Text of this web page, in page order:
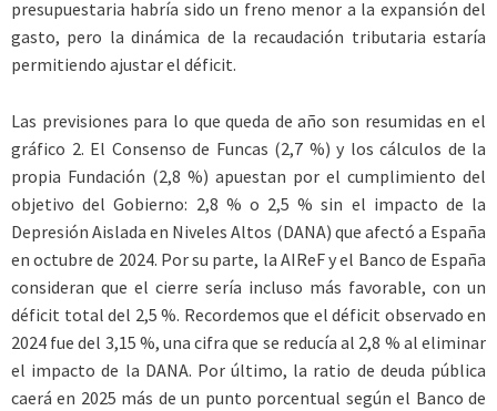
presupuestaria habría sido un freno menor a la expansión del
gasto, pero la dinámica de la recaudación tributaria estaría
permitiendo ajustar el déficit.
Las previsiones para lo que queda de año son resumidas en el
gráfico 2. El Consenso de Funcas (2,7 %) y los cálculos de la
propia Fundación (2,8 %) apuestan por el cumplimiento del
objetivo del Gobierno: 2,8 % o 2,5 % sin el impacto de la
Depresión Aislada en Niveles Altos (DANA) que afectó a España
en octubre de 2024. Por su parte, la AIReF y el Banco de España
consideran que el cierre sería incluso más favorable, con un
déficit total del 2,5 %. Recordemos que el déficit observado en
2024 fue del 3,15 %, una cifra que se reducía al 2,8 % al eliminar
el impacto de la DANA. Por último, la ratio de deuda pública
caerá en 2025 más de un punto porcentual según el Banco de